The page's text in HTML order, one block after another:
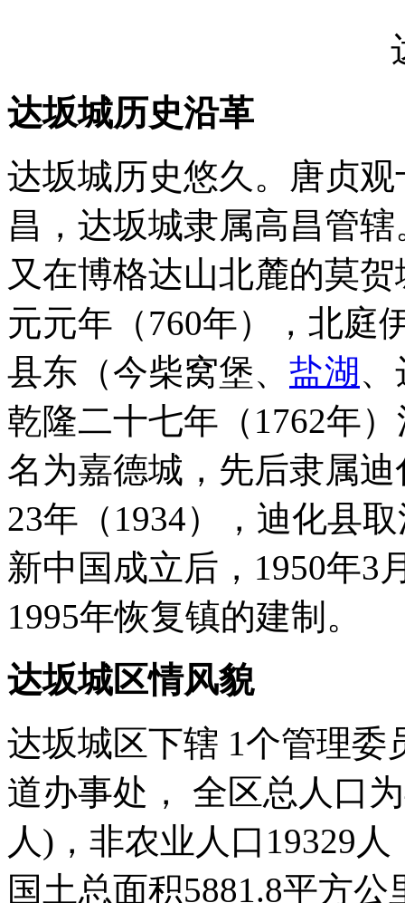
达坂城历史沿革
达坂城历史悠久。唐贞
昌，达坂城隶属高昌管
又在博格达山北麓的莫
元元年（760年），北庭
县东（今柴窝堡、 盐湖
乾隆二十七年（1762年
名为嘉德城，先后隶属
23年（1934），迪化县
新中国成立后，1950年3
1995年恢复镇的建制。
达坂城区情风貌
达坂城区下辖 1个管理委
道办事处， 全区总人口
人)，非农业人口19329
国土总面积5881.8平方